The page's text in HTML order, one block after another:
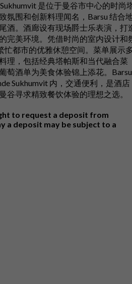
是位于曼谷市中心的时尚
氛围和创新料理闻名，Barsu 结合
酒。酒廊设有现场爵士乐表演，打
完美环境。凭借时尚的室内设计和
忙都市的优雅休憩空间。菜单展示
理，包括经典塔帕斯和当代融合菜
萄酒单为美食体验锦上添花。Barsu
Sukhumvit 内，交通便利，是酒店
谷寻求精致餐饮体验的理想之选。
to request a deposit from
a deposit may be subject to a